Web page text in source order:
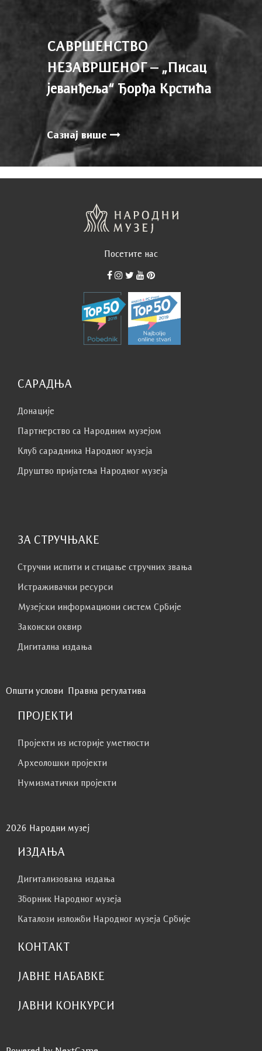
САВРШЕНСТВО
НЕЗАВРШЕНОГ – „Писац
јеванђеља“ Ђорђа Крстића
Сазнај више
Посетите нас
САРАДЊА
Донације
Партнерство са Народним музејoм
Клуб сaрaдникa Народног музеја
Друштво пријатеља Народног музеја
ЗА СТРУЧЊАКЕ
Стручни испити и стицање стручних звања
Истраживачки ресурси
Музејски информациони систем Србије
Законски оквир
Дигитална издања
Општи услови Правна регулатива
ПРОЈЕКТИ
Пројекти из историје уметности
Археолошки пројекти
Нумизматички пројекти
2026 Народни музеј
ИЗДАЊА
Дигитализована издања
Зборник Народног музеја
Каталози изложби Народног музеја Србије
КОНТАКТ
ЈАВНЕ НАБАВКЕ
ЈАВНИ КОНКУРСИ